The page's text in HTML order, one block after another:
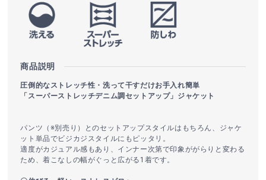
商品説明
圧倒的なストレッチ性・洗って干すだけお手入れ簡単
「スーパーストレッチデニム調セットアップ」ジャケット
パンツ（※別売り）とのセットアップスタイルはもちろん、ジャケ
ット単品でビジカジスタイルにもピッタリ。
適度がカジュアル感もあり、インナー次第で印象ががらりと変わる
ため、着こなしの幅がぐっと広がる1着です。